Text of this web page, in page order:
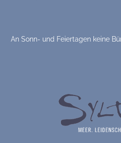
An Sonn- und Feiertagen keine